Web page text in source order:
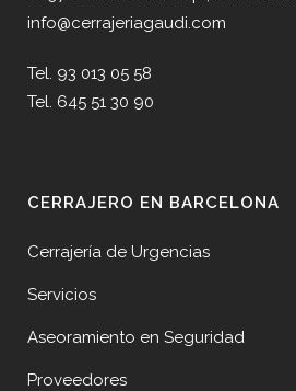
info@cerrajeriagaudi.com
Tel. 93 013 05 58
Tel. 645 51 30 90
CERRAJERO EN BARCELONA
Cerrajería de Urgencias
Servicios
Aseoramiento en Seguridad
Proveedores